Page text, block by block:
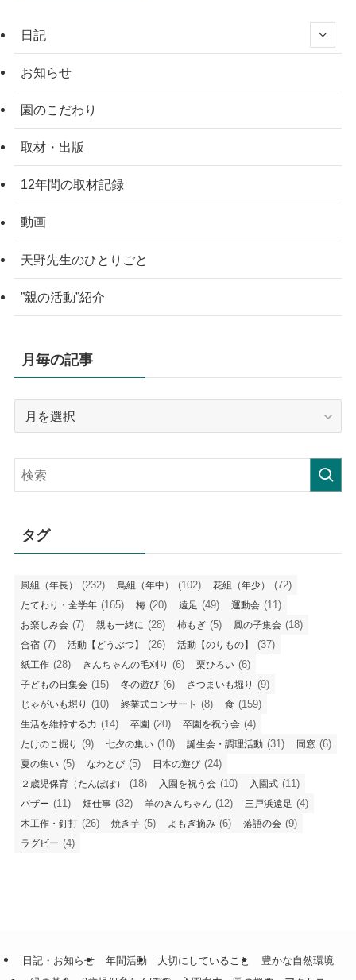
日記
お知らせ
園のこだわり
取材・出版
12年間の取材記録
動画
天野先生のひとりごと
”親の活動”紹介
月毎の記事
記
事
タグ
風組（年長） (232) 鳥組（年中） (102) 花組（年少） (72)
たてわり・全学年 (165) 梅 (20) 遠足 (49) 運動会 (11)
お楽しみ会 (7) 親も一緒に (28) 柿もぎ (5) 風の子集会 (18)
合宿 (7) 活動【どうぶつ】 (26) 活動【のりもの】 (37)
紙工作 (28) きんちゃんの毛刈り (6) 栗ひろい (6)
子どもの日集会 (15) 冬の遊び (6) さつまいも堀り (9)
じゃがいも堀り (10) 終業式コンサート (8) 食 (159)
生活を維持する力 (14) 卒園 (20) 卒園を祝う会 (4)
たけのこ掘り (9) 七夕の集い (10) 誕生会・調理活動 (31) 同窓 (6)
夏の集い (5) なわとび (5) 日本の遊び (24)
２歳児保育（たんぽぽ） (18) 入園を祝う会 (10) 入園式 (11)
バザー (11) 畑仕事 (32) 羊のきんちゃん (12) 三戸浜遠足 (4)
木工作・釘打 (26) 焼き芋 (5) よもぎ摘み (6) 落語の会 (9)
ラグビー (4)
日記・お知らせ 年間活動 大切にしていること
豊かな自然環境